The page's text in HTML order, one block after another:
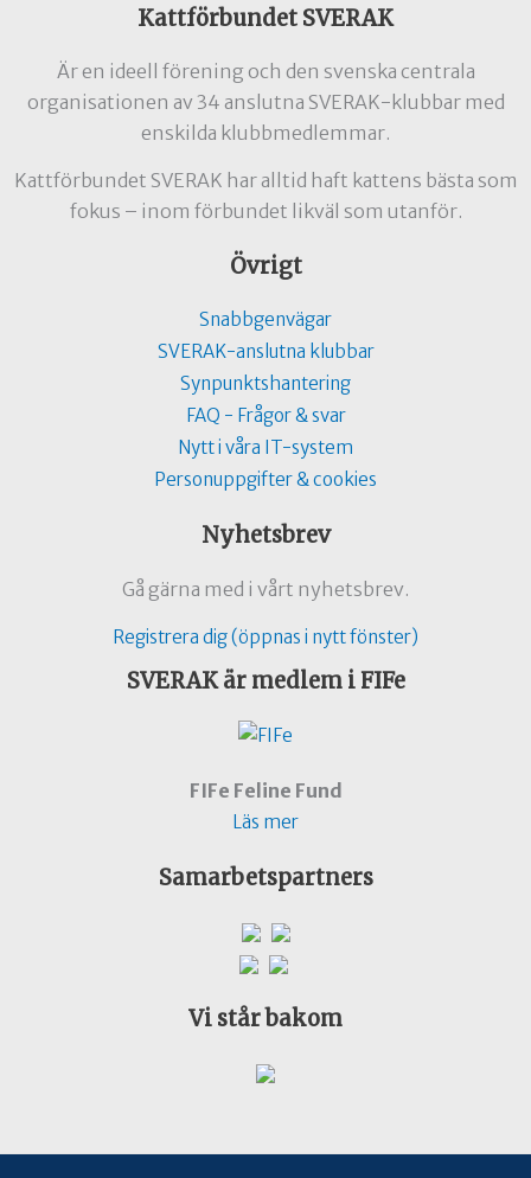
Kattförbundet SVERAK
Är en ideell förening och den svenska centrala
organisationen av 34 anslutna SVERAK-klubbar med
enskilda klubbmedlemmar.
Kattförbundet SVERAK har alltid haft kattens bästa som
fokus – inom förbundet likväl som utanför.
Övrigt
Snabbgenvägar
SVERAK-anslutna klubbar
Synpunktshantering
FAQ - Frågor & svar
Nytt i våra IT-system
Personuppgifter & cookies
Nyhetsbrev
Gå gärna med i vårt nyhetsbrev.
Registrera dig (öppnas i nytt fönster)
SVERAK är medlem i FIFe
FIFe Feline Fund
Läs mer
Samarbetspartners
Vi står bakom